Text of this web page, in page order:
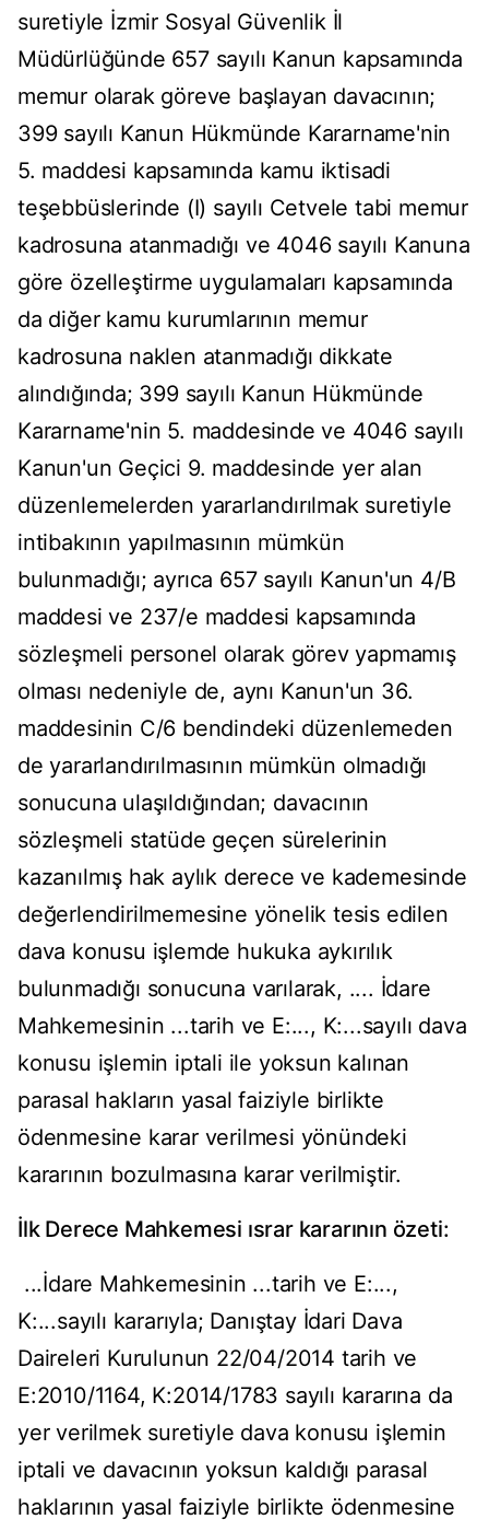
suretiyle İzmir Sosyal Güvenlik İl
Müdürlüğünde 657 sayılı Kanun kapsamında
memur olarak göreve başlayan davacının;
399 sayılı Kanun Hükmünde Kararname'nin
5. maddesi kapsamında kamu iktisadi
teşebbüslerinde (I) sayılı Cetvele tabi memur
kadrosuna atanmadığı ve 4046 sayılı Kanuna
göre özelleştirme uygulamaları kapsamında
da diğer kamu kurumlarının memur
kadrosuna naklen atanmadığı dikkate
alındığında; 399 sayılı Kanun Hükmünde
Kararname'nin 5. maddesinde ve 4046 sayılı
Kanun'un Geçici 9. maddesinde yer alan
düzenlemelerden yararlandırılmak suretiyle
intibakının yapılmasının mümkün
bulunmadığı; ayrıca 657 sayılı Kanun'un 4/B
maddesi ve 237/e maddesi kapsamında
sözleşmeli personel olarak görev yapmamış
olması nedeniyle de, aynı Kanun'un 36.
maddesinin C/6 bendindeki düzenlemeden
de yararlandırılmasının mümkün olmadığı
sonucuna ulaşıldığından; davacının
sözleşmeli statüde geçen sürelerinin
kazanılmış hak aylık derece ve kademesinde
değerlendirilmemesine yönelik tesis edilen
dava konusu işlemde hukuka aykırılık
bulunmadığı sonucuna varılarak, .... İdare
Mahkemesinin ...tarih ve E:..., K:...sayılı dava
konusu işlemin iptali ile yoksun kalınan
parasal hakların yasal faiziyle birlikte
ödenmesine karar verilmesi yönündeki
kararının bozulmasına karar verilmiştir.
İlk Derece Mahkemesi ısrar kararının özeti:
...İdare Mahkemesinin ...tarih ve E:...,
K:...sayılı kararıyla; Danıştay İdari Dava
Daireleri Kurulunun 22/04/2014 tarih ve
E:2010/1164, K:2014/1783 sayılı kararına da
yer verilmek suretiyle dava konusu işlemin
iptali ve davacının yoksun kaldığı parasal
haklarının yasal faiziyle birlikte ödenmesine